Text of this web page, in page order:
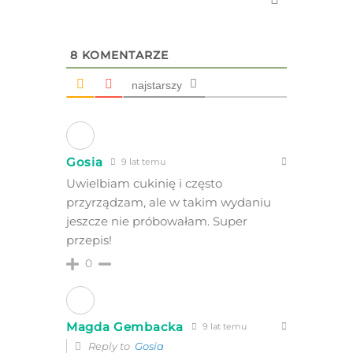
8 KOMENTARZE
najstarszy
Gosia 9 lat temu
Uwielbiam cukinię i często
przyrządzam, ale w takim wydaniu
jeszcze nie próbowałam. Super
przepis!
0
Magda Gembacka 9 lat temu
Reply to Gosia